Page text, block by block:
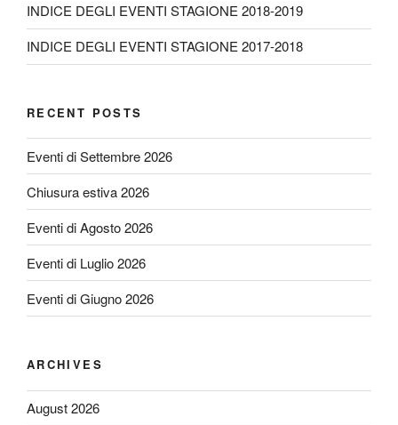
INDICE DEGLI EVENTI STAGIONE 2018-2019
INDICE DEGLI EVENTI STAGIONE 2017-2018
RECENT POSTS
Eventi di Settembre 2026
Chiusura estiva 2026
Eventi di Agosto 2026
Eventi di Luglio 2026
Eventi di Giugno 2026
ARCHIVES
August 2026